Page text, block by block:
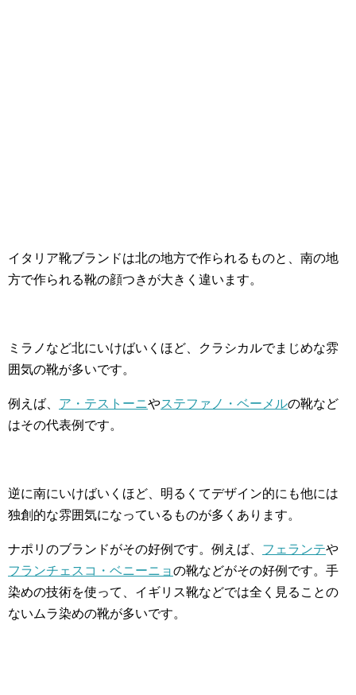
イタリア靴ブランドは北の地方で作られるものと、南の地
方で作られる靴の顔つきが大きく違います。
ミラノなど北にいけばいくほど、クラシカルでまじめな雰
囲気の靴が多いです。
例えば、 ア・テストーニやステファノ・ベーメルの靴など
はその代表例です。
逆に南にいけばいくほど、明るくてデザイン的にも他には
独創的な雰囲気になっているものが多くあります。
ナポリのブランドがその好例です。例えば、 フェランテや
フランチェスコ・ベニーニョの靴などがその好例です。手
染めの技術を使って、イギリス靴などでは全く見ることの
ないムラ染めの靴が多いです。